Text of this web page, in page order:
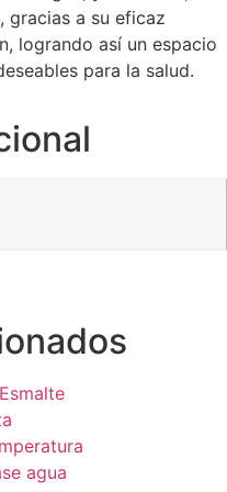
gracias a su eficaz
logrando así un espacio
para la salud.